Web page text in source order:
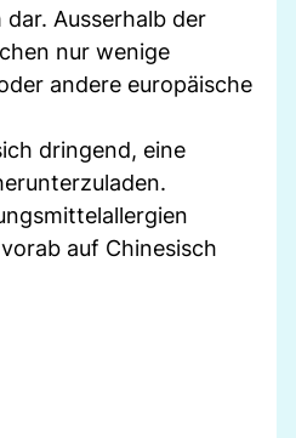
Ausserhalb der
nur wenige
andere europäische
dringend, eine
auf Chinesisch